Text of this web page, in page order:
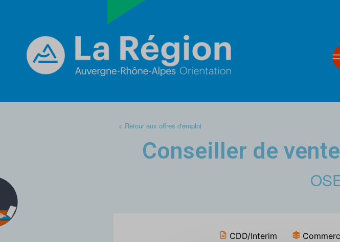
< Retour aux offres d'emploi
Conseiller de
CDD/Interim